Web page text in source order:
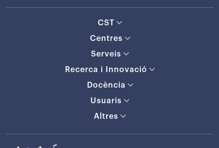
CST
Centres
Serveis
Recerca i Innovació
Docència
Usuaris
Altres